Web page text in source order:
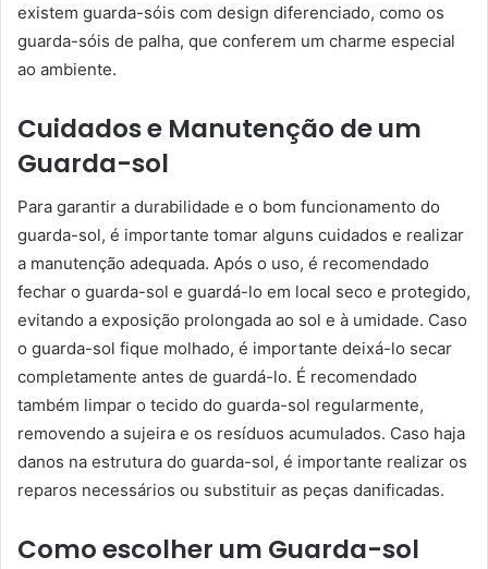
existem guarda-sóis com design diferenciado, como os
guarda-sóis de palha, que conferem um charme especial
ao ambiente.
Cuidados e Manutenção de um
Guarda-sol
Para garantir a durabilidade e o bom funcionamento do
guarda-sol, é importante tomar alguns cuidados e realizar
a manutenção adequada. Após o uso, é recomendado
fechar o guarda-sol e guardá-lo em local seco e protegido,
evitando a exposição prolongada ao sol e à umidade. Caso
o guarda-sol fique molhado, é importante deixá-lo secar
completamente antes de guardá-lo. É recomendado
também limpar o tecido do guarda-sol regularmente,
removendo a sujeira e os resíduos acumulados. Caso haja
danos na estrutura do guarda-sol, é importante realizar os
reparos necessários ou substituir as peças danificadas.
Como escolher um Guarda-sol